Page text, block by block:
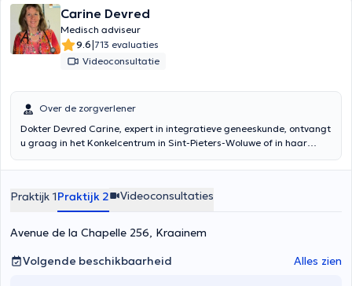
Carine Devred
Medisch adviseur
9.6|713 evaluaties
Videoconsultatie
Over de zorgverlener
Dokter Devred Carine, expert in integratieve geneeskunde, ontvangt
u graag in het Konkelcentrum in Sint-Pieters-Woluwe of in haar
hieronder de verschillende behandelingen die zij aanbiedt en
praktijk komt. Zij spreekt zeer goed Frans en Nederlands. Ze is
graag stipt, dus kom alstublieft op tijd naar de raadpleging.
Praktijk 1Praktijk 2 Videoconsultaties
Avenue de la Chapelle 256, Kraainem
Volgende beschikbaarheid
Alles zien